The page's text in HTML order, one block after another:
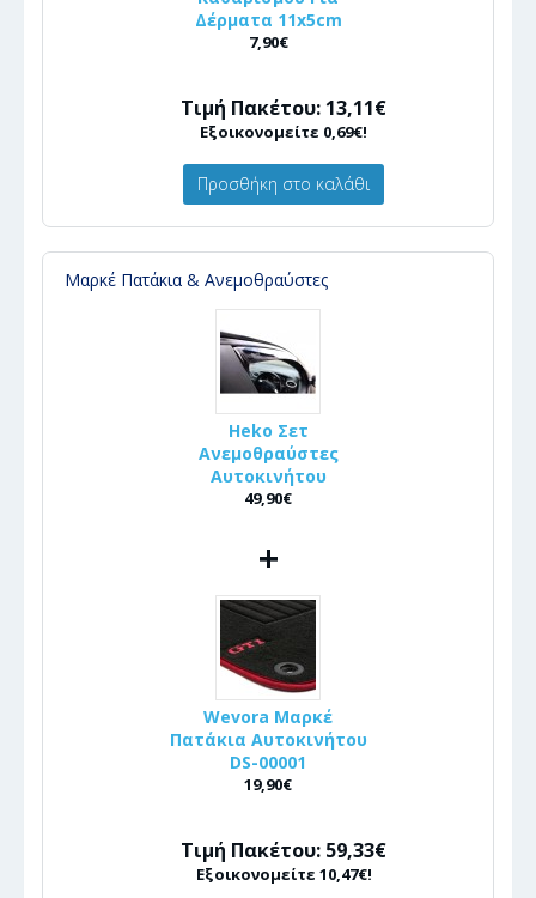
Δέρματα 11x5cm
7,90€
Τιμή Πακέτου: 13,11€
Εξοικονομείτε 0,69€!
Προσθήκη στο καλάθι
Μαρκέ Πατάκια & Ανεμοθραύστες
Heko Σετ
Ανεμοθραύστες
Αυτοκινήτου
49,90€
+
Wevora Μαρκέ
Πατάκια Αυτοκινήτου
DS-00001
19,90€
Τιμή Πακέτου: 59,33€
Εξοικονομείτε 10,47€!